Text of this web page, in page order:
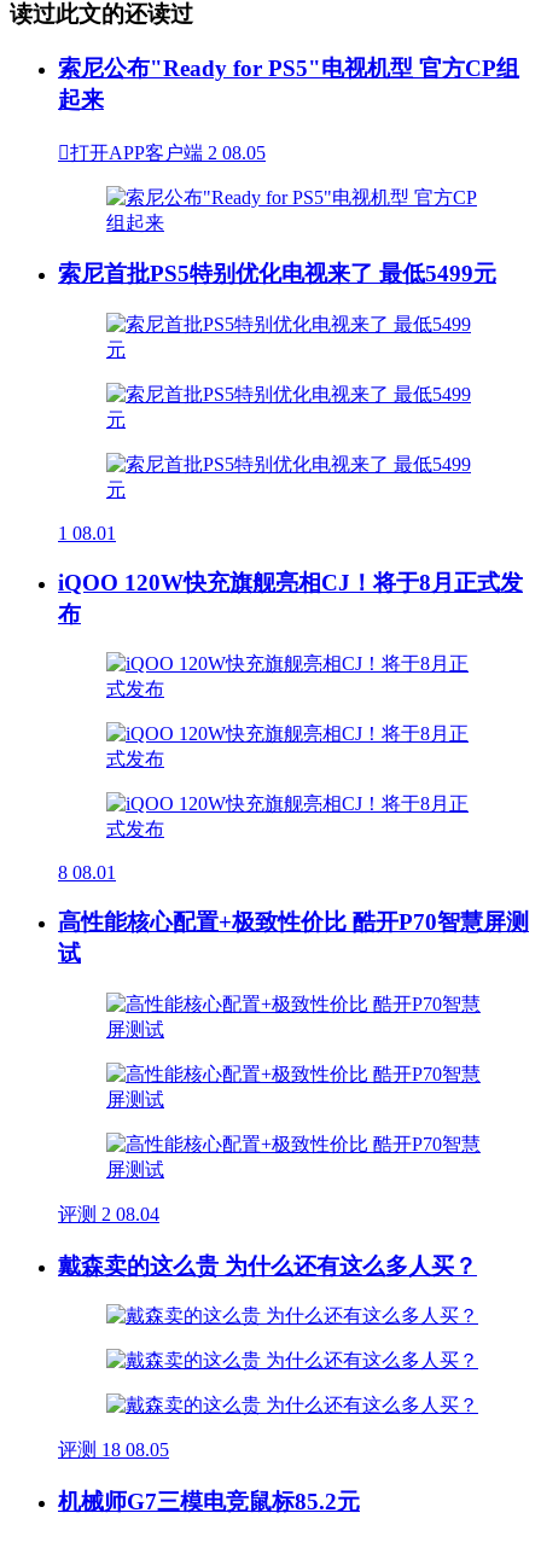
读过此文的还读过
索尼公布"Ready for PS5"电视机型 官方CP组
起来
打开APP客户端 2 08.05
索尼首批PS5特别优化电视来了 最低5499元
1 08.01
iQOO 120W快充旗舰亮相CJ！将于8月正式发
布
8 08.01
高性能核心配置+极致性价比 酷开P70智慧屏测
试
评测 2 08.04
戴森卖的这么贵 为什么还有这么多人买？
评测 18 08.05
机械师G7三模电竞鼠标85.2元